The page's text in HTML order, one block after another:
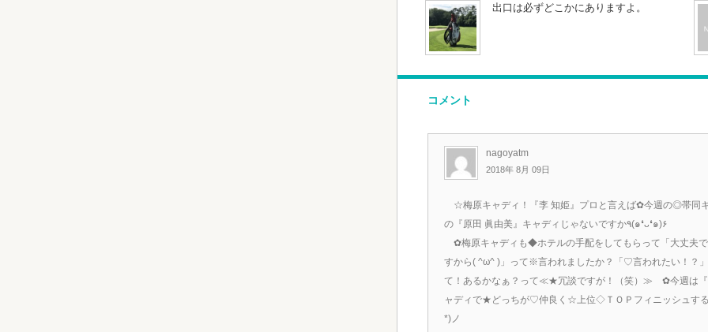
出口は必ずどこかにありますよ。
コメント
nagoyatm
2018年 8月 09日
☆梅原キャディ！『李 知姫』プロと言えば✿今週の◎帯同
の『原田 眞由美』キャディじゃないですか٩(๑❛ᴗ❛๑)۶
✿梅原キャディも◆ホテルの手配をしてもらって「大丈夫
すから( ^ω^ )」って※言われましたか？「♡言われたい！？
て！あるかなぁ？って≪★冗談ですが！（笑）≫ ✿今週は『
ャディで★どっちが♡仲良く☆上位◇ＴＯＰフィニッシュす
*)ノ